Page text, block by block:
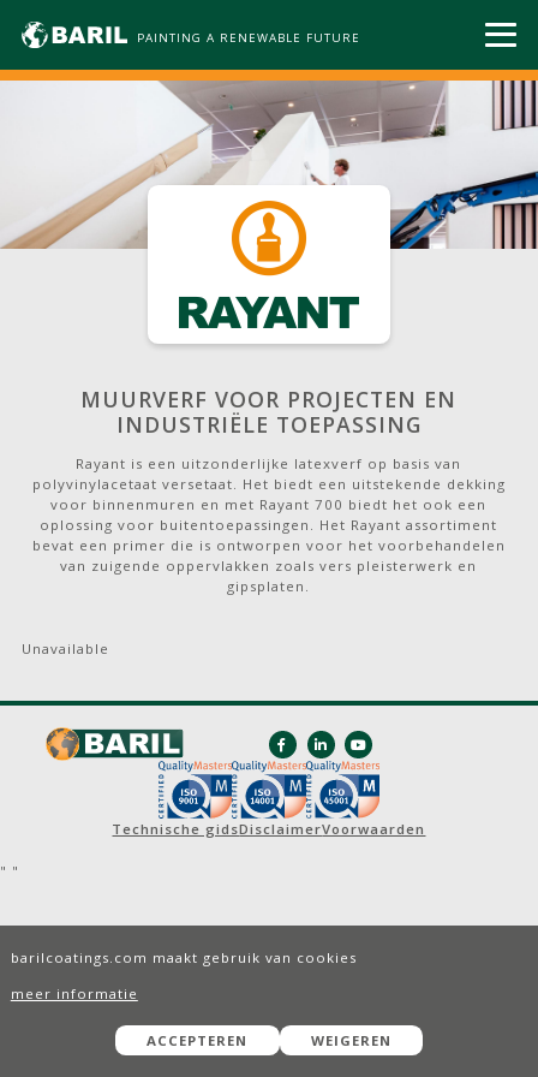
PAINTING A RENEWABLE FUTURE
MUURVERF VOOR PROJECTEN EN
INDUSTRIËLE TOEPASSING
Rayant is een uitzonderlijke latexverf op basis van
polyvinylacetaat versetaat. Het biedt een uitstekende dekking
voor binnenmuren en met Rayant 700 biedt het ook een
oplossing voor buitentoepassingen. Het Rayant assortiment
bevat een primer die is ontworpen voor het voorbehandelen
van zuigende oppervlakken zoals vers pleisterwerk en
gipsplaten.
Unavailable
Technische gidsDisclaimerVoorwaarden
"
barilcoatings.com maakt gebruik van cookies
meer informatie
ACCEPTEREN WEIGEREN
"